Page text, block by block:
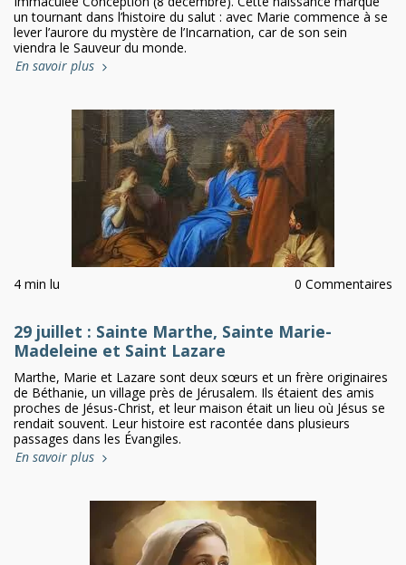
un tournant dans l’histoire du salut : avec Marie commence à se
lever l’aurore du mystère de l’Incarnation, car de son sein
viendra le Sauveur du monde.
En savoir plus
4 min lu 0 Commentaires
29 juillet : Sainte Marthe, Sainte Marie-
Madeleine et Saint Lazare
Marthe, Marie et Lazare sont deux sœurs et un frère originaires
de Béthanie, un village près de Jérusalem. Ils étaient des amis
proches de Jésus-Christ, et leur maison était un lieu où Jésus se
rendait souvent. Leur histoire est racontée dans plusieurs
passages dans les Évangiles.
En savoir plus